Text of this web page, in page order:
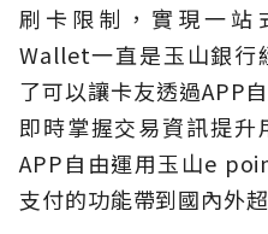
刷卡限制，實現一站
Wallet一直是玉山銀行
了可以讓卡友透過APP
即時掌握交易資訊提升
APP自由運用玉山e
支付的功能帶到國內外